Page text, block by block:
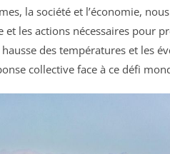
la société et l’économie,
les actions nécessaires pour
des températures et les
collective face à ce défi